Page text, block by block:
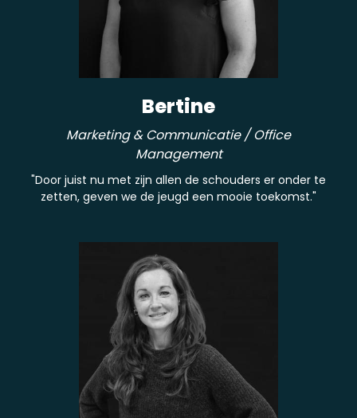
Bertine
Marketing & Communicatie / Office
Management
"Door juist nu met zijn allen de schouders er onder te
zetten, geven we de jeugd een mooie toekomst."